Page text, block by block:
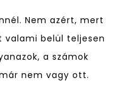
Nem azért, mert
valami belül teljesen
a számok
nem vagy ott.